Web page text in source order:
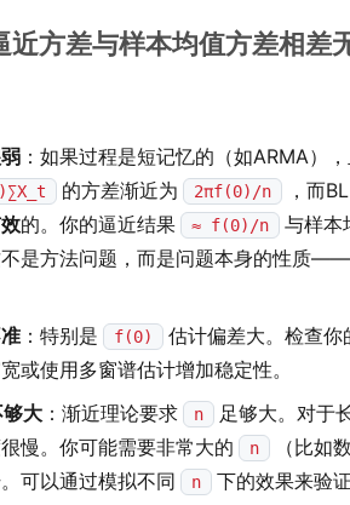
近方差与样本均值方差相差
：如果过程是短记忆的（如ARMA）
的方差渐近为 2πf(0)/n
，而
的。你的逼近结果 ≈ f(0)/n
与样本
是方法问题，而是问题本身的性质
：特别是 f(0)
估计偏差大。检查
或使用多窗谱估计增加稳定性。
大 ：渐近理论要求 n
足够大。对于
慢。你可能需要非常大的
n
（比如
可以通过模拟不同
n 下的效果来验